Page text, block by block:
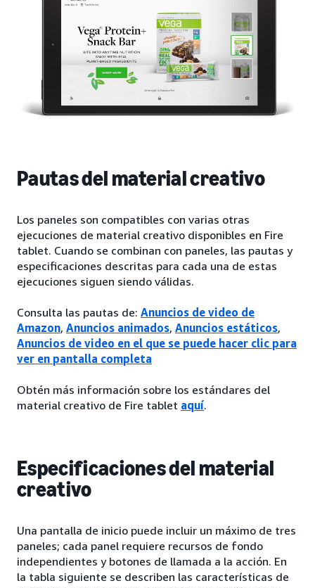
Pautas del material creativo
Los paneles son compatibles con varias otras
ejecuciones de material creativo disponibles en Fire
tablet. Cuando se combinan con paneles, las pautas y
especificaciones descritas para cada una de estas
ejecuciones siguen siendo válidas.
Consulta las pautas de: Anuncios de video de
Amazon, Anuncios animados, Anuncios estáticos,
Anuncios de video en el que se puede hacer clic para
ver en pantalla completa
Obtén más información sobre los estándares del
material creativo de Fire tablet aquí.
Especificaciones del material
creativo
Una pantalla de inicio puede incluir un máximo de tres
paneles; cada panel requiere recursos de fondo
independientes y botones de llamada a la acción. En
la tabla siguiente se describen las características de